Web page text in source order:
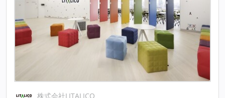
株式会社LITALICO